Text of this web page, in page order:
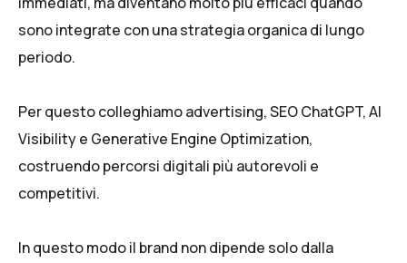
sono integrate con una strategia organica di lungo
periodo.
Per questo colleghiamo advertising,SEO ChatGPT,AI
Visibilitye Generative Engine Optimization,
costruendo percorsi digitali più autorevoli e
competitivi.
In questo modo il brand non dipende solo dalla